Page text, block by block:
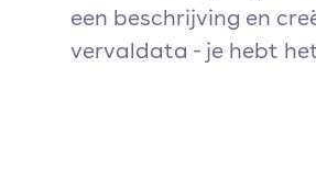
een beschrijving en
vervaldata - je hebt